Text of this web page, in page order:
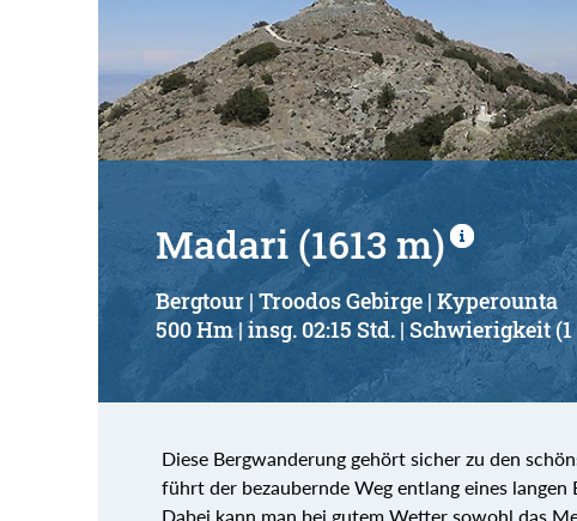
Suchbegriff:
Madari (1613 m)
Bergtour | Troodos Gebirge | Kyperounta
500 Hm | insg. 02:15 Std. | Schwierigkeit
Diese Bergwanderung gehört sicher zu den
führt der bezaubernde Weg entlang eines
Dabei kann man bei gutem Wetter sowohl das